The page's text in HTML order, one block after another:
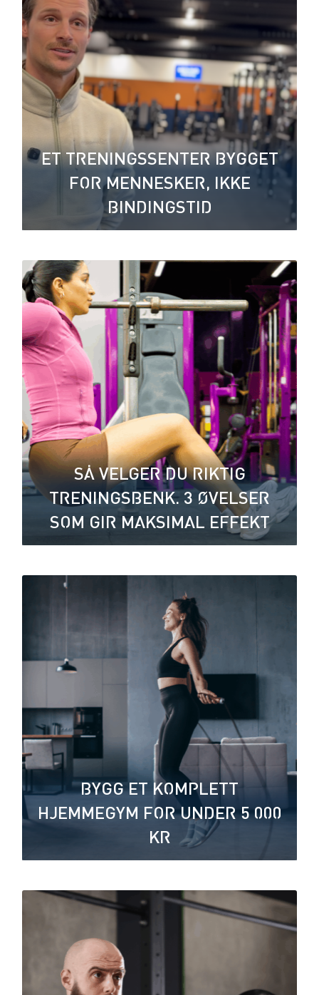
ET TRENINGSSENTER BYGGET
FOR MENNESKER, IKKE
BINDINGSTID
SÅ VELGER DU RIKTIG
TRENINGSBENK. 3 ØVELSER
SOM GIR MAKSIMAL EFFEKT
BYGG ET KOMPLETT
HJEMMEGYM FOR UNDER 5 000
KR